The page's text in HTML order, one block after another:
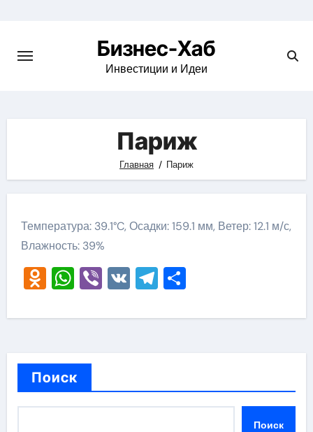
content
Бизнес-Хаб
Инвестиции и Идеи
Париж
Главная Париж
Температура: 39.1°C, Осадки: 159.1 мм, Ветер: 12.1 м/с,
Влажность: 39%
Odnoklassniki
WhatsApp
Viber
VKTelegram
Отправить
Поиск
Поиск